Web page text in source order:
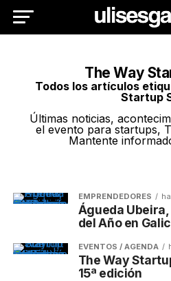
The Way
Todos los artículos
Startup
Últimas noticias,
el evento para startups,
Mantente
EMPRENDEDORES
Águeda
del Año en
EVENTOS / AGENDA
The Way
15ª edición